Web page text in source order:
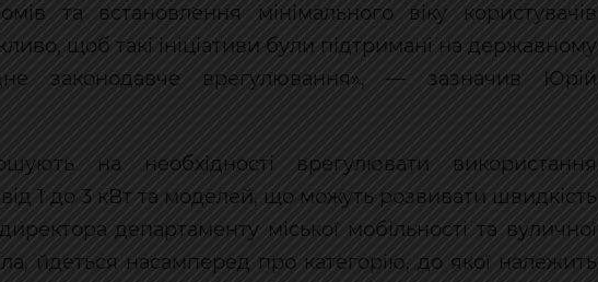
та встановлення мінімального віку користувачів
щоб такі ініціативи були підтримані на державному
законодавче врегулювання», — зазначив Юрій
на необхідності врегулювати використання
1 до 3 кВт та моделей, що можуть розвивати швидкість
департаменту міської мобільності та вуличної
йдеться насамперед про категорію, до якої належить